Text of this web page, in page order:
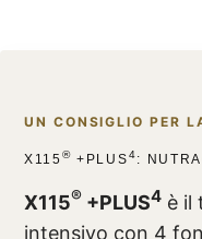
UN CONSIGLIO PER
X115® +PLUS4:
X115® +PLUS4 è il
intensivo con 4